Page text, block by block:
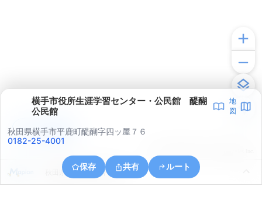
横手市役所生涯学習センター・公民館 醍醐
公民館
地
図
秋田県横手市平鹿町醍醐字四ッ屋７６
0182-25-4001
保存 共有 ルート
秋田県横手市外目下桜沢
アプリで見る